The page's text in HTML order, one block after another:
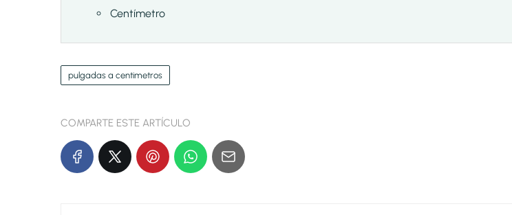
Centímetro
pulgadas a centimetros
COMPARTE ESTE ARTÍCULO